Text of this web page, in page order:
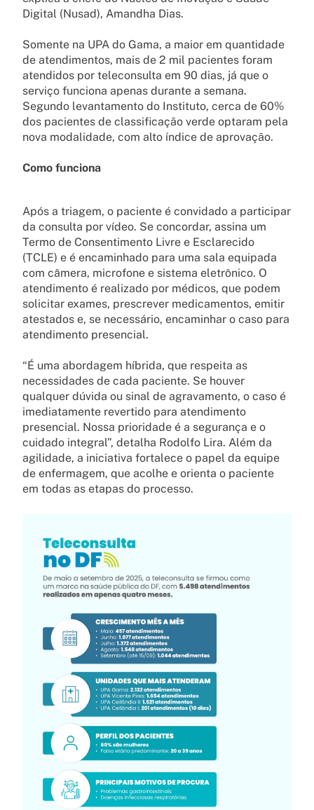
Digital (Nusad), Amandha Dias.
Somente na UPA do Gama, a maior em quantidade
de atendimentos, mais de 2 mil pacientes foram
atendidos por teleconsulta em 90 dias, já que o
serviço funciona apenas durante a semana.
Segundo levantamento do Instituto, cerca de 60%
dos pacientes de classificação verde optaram pela
nova modalidade, com alto índice de aprovação.
Como funciona
Após a triagem, o paciente é convidado a participar
da consulta por vídeo. Se concordar, assina um
Termo de Consentimento Livre e Esclarecido
(TCLE) e é encaminhado para uma sala equipada
com câmera, microfone e sistema eletrônico. O
atendimento é realizado por médicos, que podem
solicitar exames, prescrever medicamentos, emitir
atestados e, se necessário, encaminhar o caso para
atendimento presencial.
“É uma abordagem híbrida, que respeita as
necessidades de cada paciente. Se houver
qualquer dúvida ou sinal de agravamento, o caso é
imediatamente revertido para atendimento
presencial. Nossa prioridade é a segurança e o
cuidado integral”, detalha Rodolfo Lira. Além da
agilidade, a iniciativa fortalece o papel da equipe
de enfermagem, que acolhe e orienta o paciente
em todas as etapas do processo.